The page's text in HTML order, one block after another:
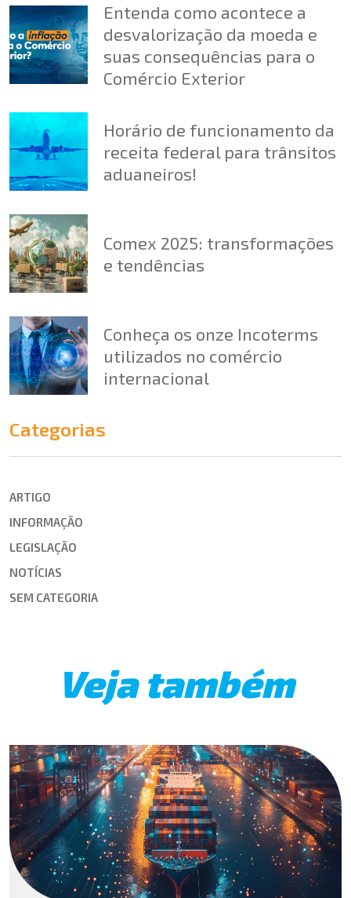
Entenda como acontece a
desvalorização da moeda e
suas consequências para o
Comércio Exterior
Horário de funcionamento da
receita federal para trânsitos
aduaneiros!
Comex 2025: transformações
e tendências
Conheça os onze Incoterms
utilizados no comércio
internacional
Categorias
ARTIGO
INFORMAÇÃO
LEGISLAÇÃO
NOTÍCIAS
SEM CATEGORIA
Veja também